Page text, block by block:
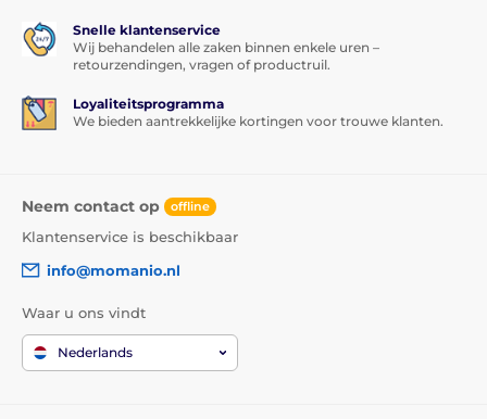
Snelle klantenservice
Wij behandelen alle zaken binnen enkele uren –
retourzendingen, vragen of productruil.
Loyaliteitsprogramma
We bieden aantrekkelijke kortingen voor trouwe klanten.
Neem contact op offline
Klantenservice is beschikbaar
info@momanio.nl
Waar u ons vindt
Nederlands